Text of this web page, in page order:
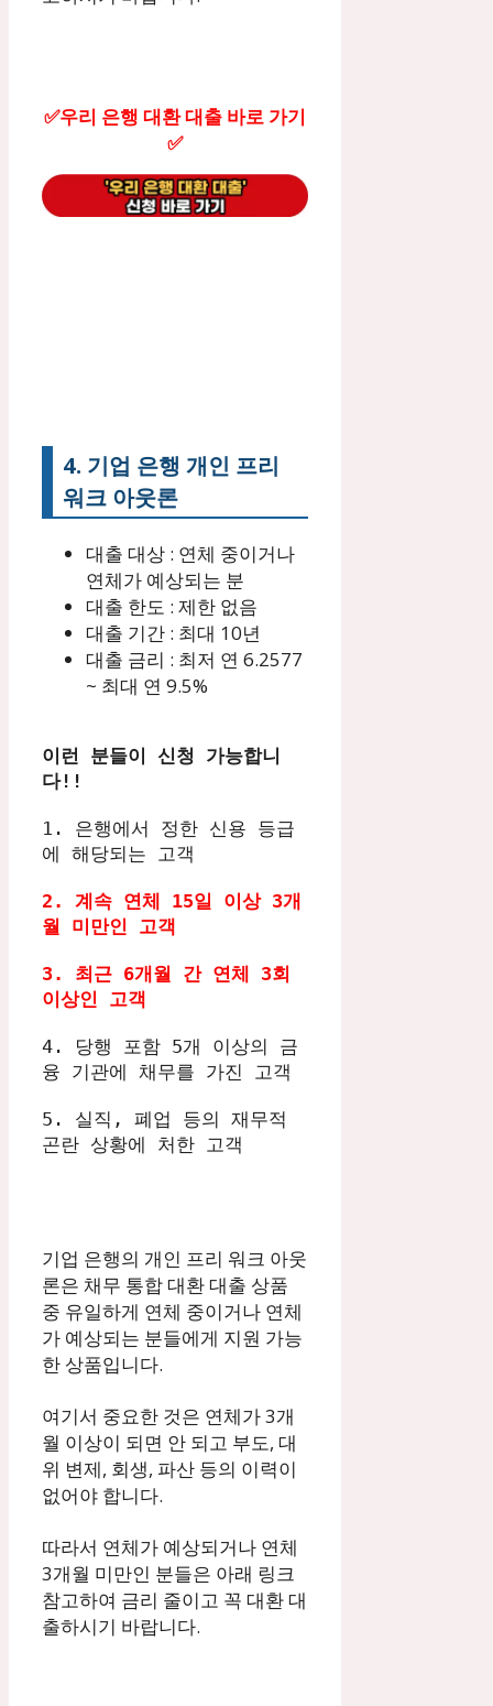
✅우리 은행 대환 대출 바로 가기
✅
4. 기업 은행 개인 프리
워크 아웃론
대출 대상 : 연체 중이거나
연체가 예상되는 분
대출 한도 : 제한 없음
대출 기간 : 최대 10년
대출 금리 : 최저 연 6.2577
~ 최대 연 9.5%
이런 분들이 신청 가능합니
다!!
1. 은행에서 정한 신용 등급
에 해당되는 고객
2. 계속 연체 15일 이상 3개
월 미만인 고객
3. 최근 6개월 간 연체 3회
이상인 고객
4. 당행 포함 5개 이상의 금
융 기관에 채무를 가진 고객
5. 실직, 폐업 등의 재무적
곤란 상황에 처한 고객
기업 은행의 개인 프리 워크 아웃
론은 채무 통합 대환 대출 상품
중 유일하게 연체 중이거나 연체
가 예상되는 분들에게 지원 가능
한 상품입니다.
여기서 중요한 것은 연체가 3개
월 이상이 되면 안 되고 부도, 대
위 변제, 회생, 파산 등의 이력이
없어야 합니다.
따라서 연체가 예상되거나 연체
3개월 미만인 분들은 아래 링크
참고하여 금리 줄이고 꼭 대환 대
출하시기 바랍니다.